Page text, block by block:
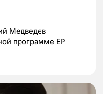
Медведев
программе ЕР